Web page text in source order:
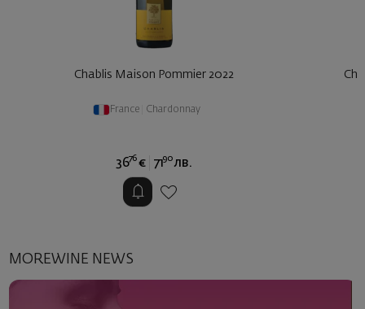
Chablis Maison Pommier 2022
France Chardonnay
3676 € 7190 лв.
MOREWINE NEWS